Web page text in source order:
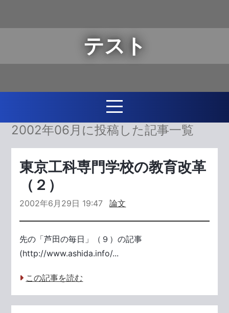
テスト
2002年06月に投稿した記事一覧
東京工科専門学校の教育改革
（２）
2002年6月29日 19:47 論文
先の「芦田の毎日」（９）の記事
(http://www.ashida.info/...
この記事を読む